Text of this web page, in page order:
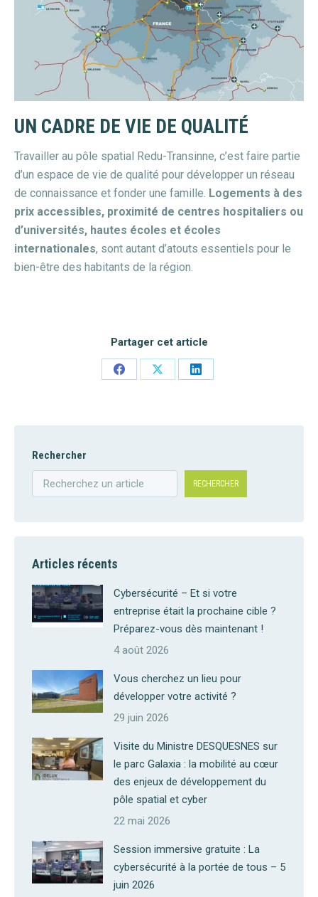
UN CADRE DE VIE DE QUALITÉ
Travailler au pôle spatial Redu-Transinne, c’est faire partie
d’un espace de vie de qualité pour développer un réseau
de connaissance et fonder une famille. Logements à des
prix accessibles, proximité de centres hospitaliers ou
d’universités, hautes écoles et écoles
internationales, sont autant d’atouts essentiels pour le
bien-être des habitants de la région.
Partager cet article
Share
Share
Share
Rechercher
RECHERCHER
Articles récents
Cybersécurité – Et si votre
entreprise était la prochaine cible ?
Préparez-vous dès maintenant !
4 août 2026
Vous cherchez un lieu pour
développer votre activité ?
29 juin 2026
Visite du Ministre DESQUESNES sur
le parc Galaxia : la mobilité au cœur
des enjeux de développement du
pôle spatial et cyber
22 mai 2026
Session immersive gratuite : La
cybersécurité à la portée de tous – 5
juin 2026